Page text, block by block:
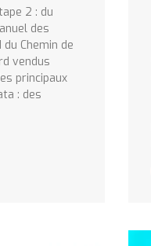
2 : du
des
Chemin de
vendus
principaux
: des